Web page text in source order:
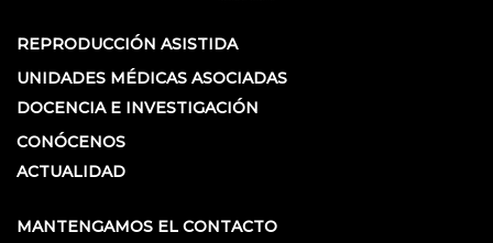
REPRODUCCIÓN ASISTIDA
UNIDADES MÉDICAS ASOCIADAS
DOCENCIA E INVESTIGACIÓN
CONÓCENOS
ACTUALIDAD
MANTENGAMOS EL CONTACTO